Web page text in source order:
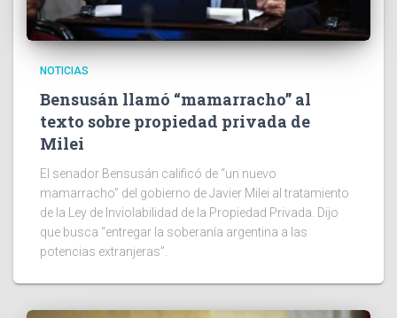
NOTICIAS
Bensusán llamó “mamarracho” al
texto sobre propiedad privada de
Milei
El senador Bensusán calificó de “un nuevo
mamarracho” del gobierno de Javier Milei al tratamiento
de la Ley de Inviolabilidad de la Propiedad Privada. Dijo
que busca “entregar la soberanía argentina a las
potencias extranjeras”.